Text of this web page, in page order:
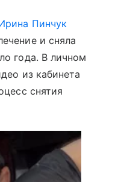
Пинчук
и сняла
года. В личном
из кабинета
снятия